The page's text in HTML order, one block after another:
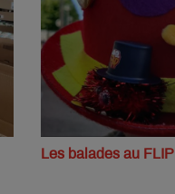
Les balades au FLIP